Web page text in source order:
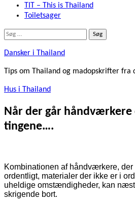
TIT – This is Thailand
Toiletsager
Søg
Dansker i Thailand
Tips om Thailand og madopskrifter fra
Hus i Thailand
Når der går håndværkere
tingene….
Kombinationen af håndværkere,
ordentligt, materialer der ikke er i
uheldige omstændigheder, kan
skrigende bort.